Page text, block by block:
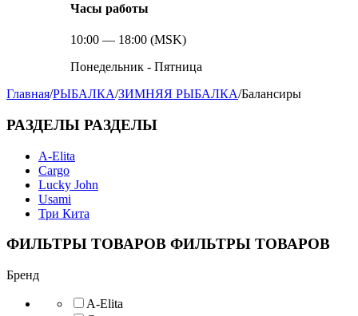
Часы работы
10:00 — 18:00 (MSK)
Понедельник - Пятница
Главная/РЫБАЛКА/ЗИМНЯЯ РЫБАЛКА/Балансиры
РАЗДЕЛЫ РАЗДЕЛЫ
A-Elita
Cargo
Lucky John
Usami
Три Кита
ФИЛЬТРЫ ТОВАРОВ ФИЛЬТРЫ ТОВАРОВ
Бренд
A-Elita